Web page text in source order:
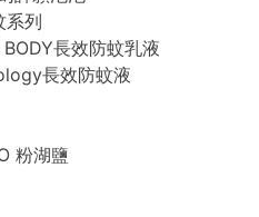
系列
長效防蚊乳液
長效防蚊液
粉湖鹽